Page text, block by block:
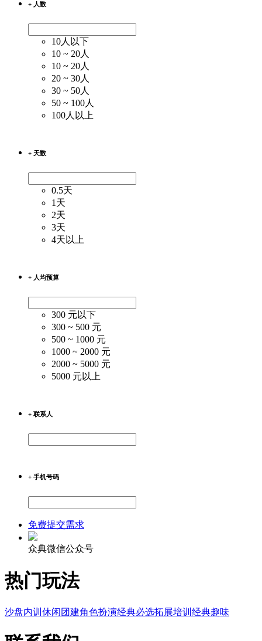
+ 人数
10人以下
10 ~ 20人
10 ~ 20人
20 ~ 30人
30 ~ 50人
50 ~ 100人
100人以上
+ 天数
0.5天
1天
2天
3天
4天以上
+ 人均预算
300 元以下
300 ~ 500 元
500 ~ 1000 元
1000 ~ 2000 元
2000 ~ 5000 元
5000 元以上
+ 联系人
+ 手机号码
免费提交需求
众典微信公众号
热门玩法
沙盘内训 休闲团建角色扮演经典必选拓展培训 经典趣味